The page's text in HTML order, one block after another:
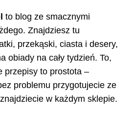
to blog ze smacznymi
Znajdziesz tu
przekąski, ciasta i desery,
obiady na cały tydzień. To,
przepisy to prostota –
problemu przygotujecie ze
w każdym sklepie.